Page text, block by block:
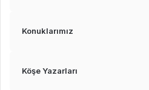
Konuklarımız
Köşe Yazarları